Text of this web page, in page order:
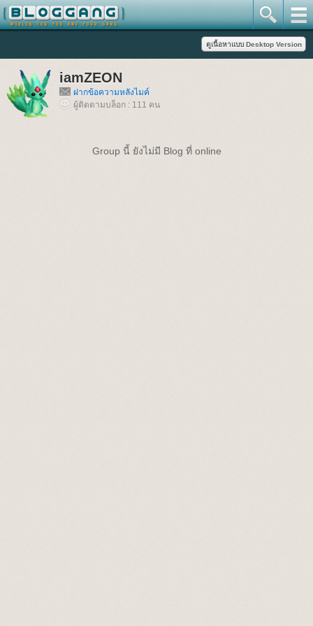
iamZEON
ฝากข้อความหลังไมค์
ผู้ติดตามบล็อก : 111 คน
Group นี้ ยังไม่มี Blog ที่ online